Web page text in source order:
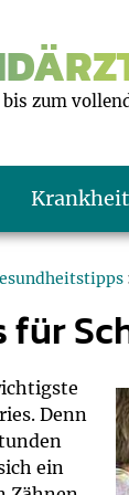
zum
U7
U10
J1 bis
Wann
muss man
Tipps
für
Denn
ein